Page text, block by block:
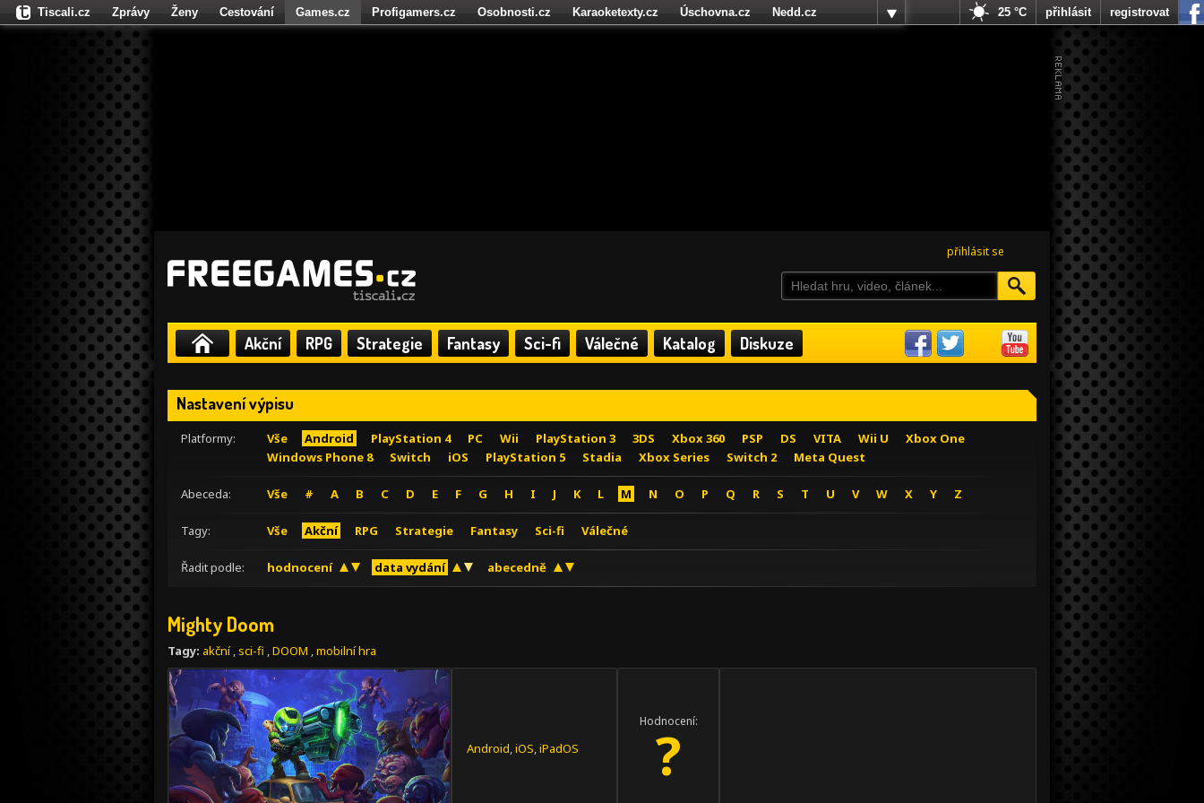
přihlásit se
Akční RPG Strategie Fantasy Sci-fi Válečné Katalog Diskuze
Nastavení výpisu
Platformy: Vše Android PlayStation 4 PC Wii PlayStation 3 3DS Xbox 360 PSP DS VITA Wii U
Xbox One
Windows Phone 8
Switch iOS PlayStation 5 Stadia Xbox Series Switch 2 Meta Quest
Abeceda: Vše # A B C D E F G H I J K L M N O P Q R S T U V W X Y Z
Tagy: Vše Akční RPG Strategie Fantasy Sci-fi Válečné
Řadit podle: hodnocení data vydání abecedně
Mighty Doom
Tagy: akční,sci-fi ,DOOM ,mobilní hra
Android,iOS,iPadOS
Hodnocení:
?
Tiscali.cz Zprávy Ženy Cestování Games.cz Profigamers.cz Osobnosti.cz Karaoketexty.cz Úschovna.cz
Nedd.cz
Fights.cz
25 °C přihlásit registrovat